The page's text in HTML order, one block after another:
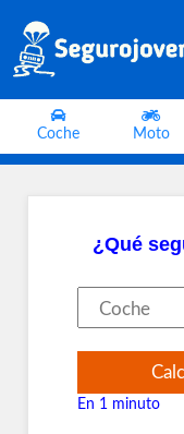
Coche Moto
¿Qué
En 1 minuto